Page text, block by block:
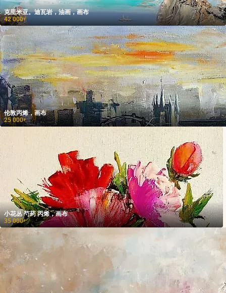
克里米亚。迪瓦岩，油画，画布
42 000₽
伦敦丙烯，画布
25 000₽
小花丛 芍药 丙烯，画布
35 000₽